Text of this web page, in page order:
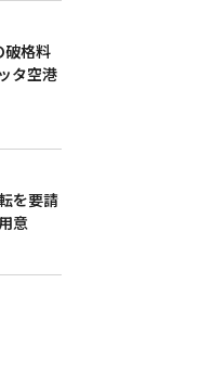
破格料
タ空港
を要請
意